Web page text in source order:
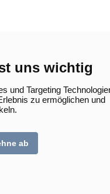
uns wichtig
und Targeting
zu ermöglichen und
ab